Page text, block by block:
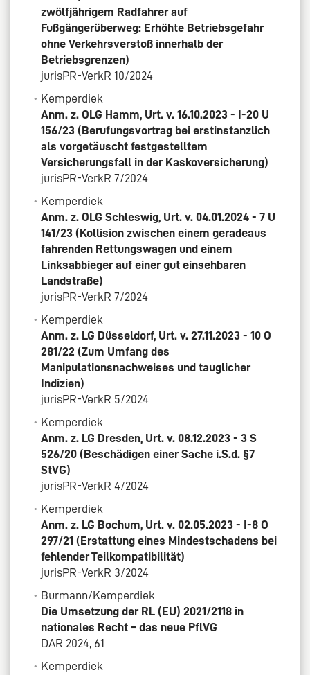
zwölfjährigem Radfahrer auf
Fußgängerüberweg: Erhöhte Betriebsgefahr
ohne Verkehrsverstoß innerhalb der
Betriebsgrenzen)
jurisPR-VerkR 10/2024
Kemperdiek
Anm. z. OLG Hamm, Urt. v. 16.10.2023 - I-20 U
156/23 (Berufungsvortrag bei erstinstanzlich
als vorgetäuscht festgestelltem
Versicherungsfall in der Kaskoversicherung)
jurisPR-VerkR 7/2024
Kemperdiek
Anm. z. OLG Schleswig, Urt. v. 04.01.2024 - 7 U
141/23 (Kollision zwischen einem geradeaus
fahrenden Rettungswagen und einem
Linksabbieger auf einer gut einsehbaren
Landstraße)
jurisPR-VerkR 7/2024
Kemperdiek
Anm. z. LG Düsseldorf, Urt. v. 27.11.2023 - 10 O
281/22 (Zum Umfang des
Manipulationsnachweises und tauglicher
Indizien)
jurisPR-VerkR 5/2024
Kemperdiek
Anm. z. LG Dresden, Urt. v. 08.12.2023 - 3 S
526/20 (Beschädigen einer Sache i.S.d. §7
StVG)
jurisPR-VerkR 4/2024
Kemperdiek
Anm. z. LG Bochum, Urt. v. 02.05.2023 - I-8 O
297/21 (Erstattung eines Mindestschadens bei
fehlender Teilkompatibilität)
jurisPR-VerkR 3/2024
Burmann/Kemperdiek
Die Umsetzung der RL (EU) 2021/2118 in
nationales Recht – das neue PflVG
DAR 2024, 61
Kemperdiek